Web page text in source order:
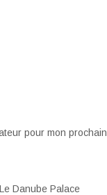
pour mon
Danube Palace